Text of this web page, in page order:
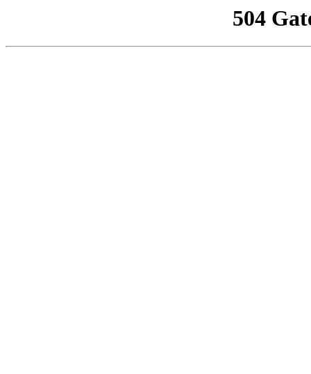
504